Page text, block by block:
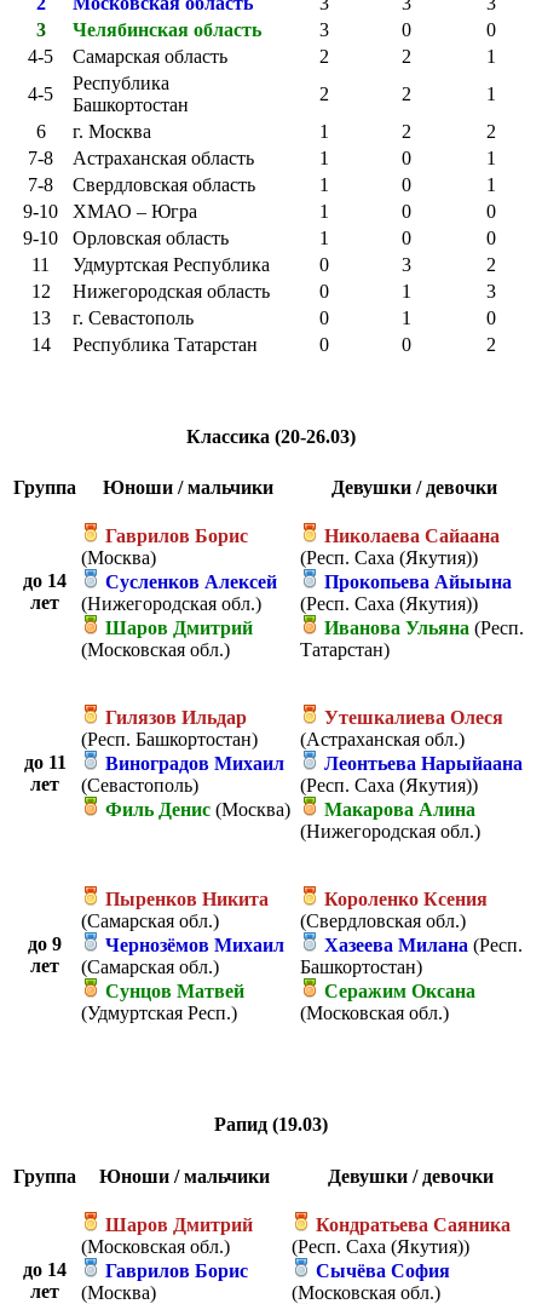
3
Челябинская область 3 0
0
4-5
Самарская область 2 2
1
4-5
Республика
Башкортостан
2 2
1
6
г. Москва 1 2
2
7-8
Астраханская область 1 0
1
7-8
Свердловская область 1 0
1
9-10
ХМАО – Югра 1 0
0
9-10
Орловская область 1 0
0
11
Удмуртская Республика 0 3
2
12
Нижегородская область 0 1
3
13
г. Севастополь 0 1
0
14
Республика Татарстан 0 0 2
Классика (20-26.03)
Группа Юноши / мальчики Девушки / девочки
до 14
лет
Гаврилов Борис
(Москва)
Сусленков Алексей
(Нижегородская обл.)
Шаров Дмитрий
(Московская обл.)
Николаева Сайаана
(Респ. Саха (Якутия))
Прокопьева Айыына
(Респ. Саха (Якутия))
Иванова Ульяна (Респ.
Татарстан)
до 11
лет
Гилязов Ильдар
(Респ. Башкортостан)
Виноградов Михаил
(Севастополь)
Филь Денис (Москва)
Утешкалиева Олеся
(Астраханская обл.)
Леонтьева Нарыйаана
(Респ. Саха (Якутия))
Макарова Алина
(Нижегородская обл.)
до 9
лет
Пыренков Никита
(Самарская обл.)
Чернозёмов Михаил
(Самарская обл.)
Сунцов Матвей
(Удмуртская Респ.)
Короленко Ксения
(Свердловская обл.)
Хазеева Милана (Респ.
Башкортостан)
Серажим Оксана
(Московская обл.)
Рапид (19.03)
Группа Юноши / мальчики Девушки / девочки
до 14
лет
Шаров Дмитрий
(Московская обл.)
Гаврилов Борис
(Москва)
Кондратьева Саяника
(Респ. Саха (Якутия))
Сычёва София
(Московская обл.)